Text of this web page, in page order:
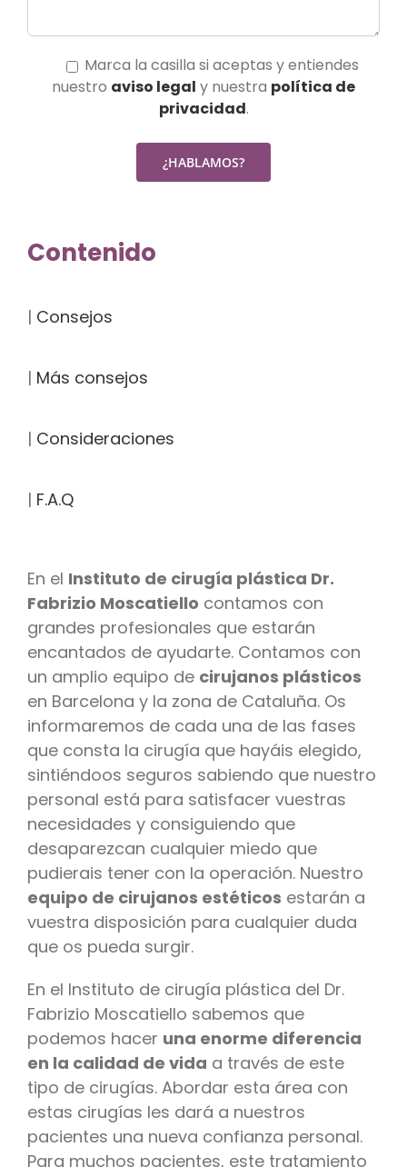
Marca la casilla si aceptas y entiendes
nuestro aviso legal y nuestra política de
privacidad.
Contenido
| Consejos
| Más consejos
| Consideraciones
| F.A.Q
En el Instituto de cirugía plástica Dr.
Fabrizio Moscatiello contamos con
grandes profesionales que estarán
encantados de ayudarte. Contamos con
un amplio equipo de cirujanos plásticos
en Barcelona y la zona de Cataluña. Os
informaremos de cada una de las fases
que consta la cirugía que hayáis elegido,
sintiéndoos seguros sabiendo que nuestro
personal está para satisfacer vuestras
necesidades y consiguiendo que
desaparezcan cualquier miedo que
pudierais tener con la operación. Nuestro
equipo de cirujanos estéticos estarán a
vuestra disposición para cualquier duda
que os pueda surgir.
En el Instituto de cirugía plástica del Dr.
Fabrizio Moscatiello sabemos que
podemos hacer una enorme diferencia
en la calidad de vida a través de este
tipo de cirugías. Abordar esta área con
estas cirugías les dará a nuestros
pacientes una nueva confianza personal.
Para muchos pacientes, este tratamiento